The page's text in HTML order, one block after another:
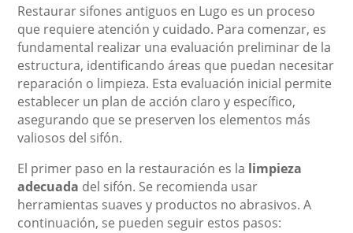
Restaurar sifones antiguos en Lugo es un proceso
que requiere atención y cuidado. Para comenzar, es
fundamental realizar una evaluación preliminar de la
estructura, identificando áreas que puedan necesitar
reparación o limpieza. Esta evaluación inicial permite
establecer un plan de acción claro y específico,
asegurando que se preserven los elementos más
valiosos del sifón.
El primer paso en la restauración es la limpieza
adecuada del sifón. Se recomienda usar
herramientas suaves y productos no abrasivos. A
continuación, se pueden seguir estos pasos: